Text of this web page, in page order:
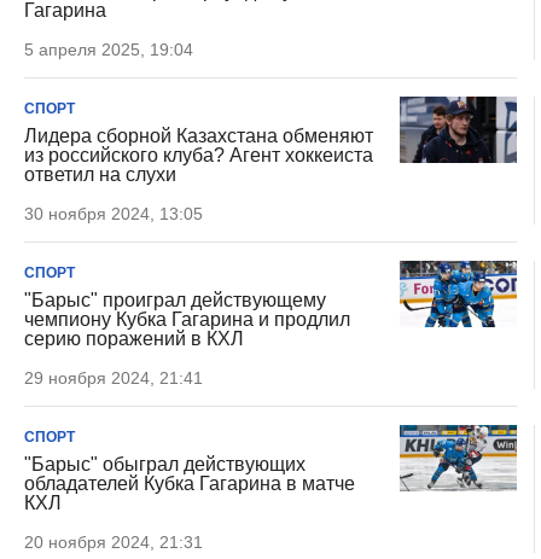
Гагарина
5 апреля 2025, 19:04
СПОРТ
Лидера сборной Казахстана обменяют
из российского клуба? Агент хоккеиста
ответил на слухи
30 ноября 2024, 13:05
СПОРТ
"Барыс" проиграл действующему
чемпиону Кубка Гагарина и продлил
серию поражений в КХЛ
29 ноября 2024, 21:41
СПОРТ
"Барыс" обыграл действующих
обладателей Кубка Гагарина в матче
КХЛ
20 ноября 2024, 21:31